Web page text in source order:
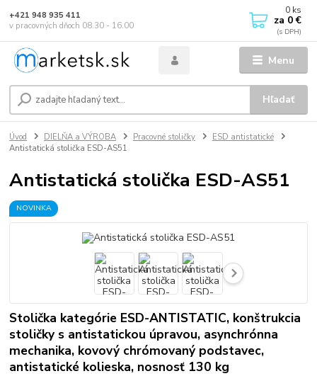
Menu
Hľadať
+421 948 935 411
v pracovných dňoch 08.30 - 16.00
0 ks
za 0 €
Úvod DIELŇA a VÝROBA Pracovné stoličky
ESD antistatické
Antistatická stolička ESD-AS51
Antistatická stolička ESD-AS51
NOVINKA
Stolička kategórie ESD-ANTISTATIC, konštrukcia
stoličky s antistatickou úpravou, asynchrónna
mechanika, kovový chrómovaný podstavec,
antistatické kolieska, nosnosť 130 kg